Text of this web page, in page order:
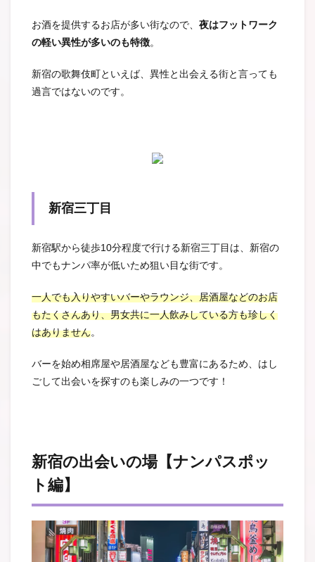
お酒を提供するお店が多い街なので、 夜はフットワーク
の軽い異性が多いのも特徴。
新宿の歌舞伎町といえば、異性と出会える街と言っても
過言ではないのです。
新宿三丁目
新宿駅から徒歩10分程度で行ける新宿三丁目は、新宿の
中でもナンパ率が低いため狙い目な街です。
一人でも入りやすいバーやラウンジ、居酒屋などのお店
もたくさんあり、男女共に一人飲みしている方も珍しく
はありません。
バーを始め相席屋や居酒屋なども豊富にあるため、はし
ごして出会いを探すのも楽しみの一つです！
新宿の出会いの場【ナンパスポッ
ト編】